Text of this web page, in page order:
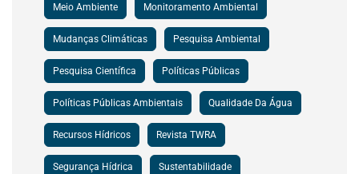
Meio Ambiente Monitoramento Ambiental
Mudanças Climáticas Pesquisa Ambiental
Pesquisa Científica Políticas Públicas
Políticas Públicas Ambientais Qualidade Da Água
Recursos Hídricos Revista TWRA
Segurança Hídrica Sustentabilidade